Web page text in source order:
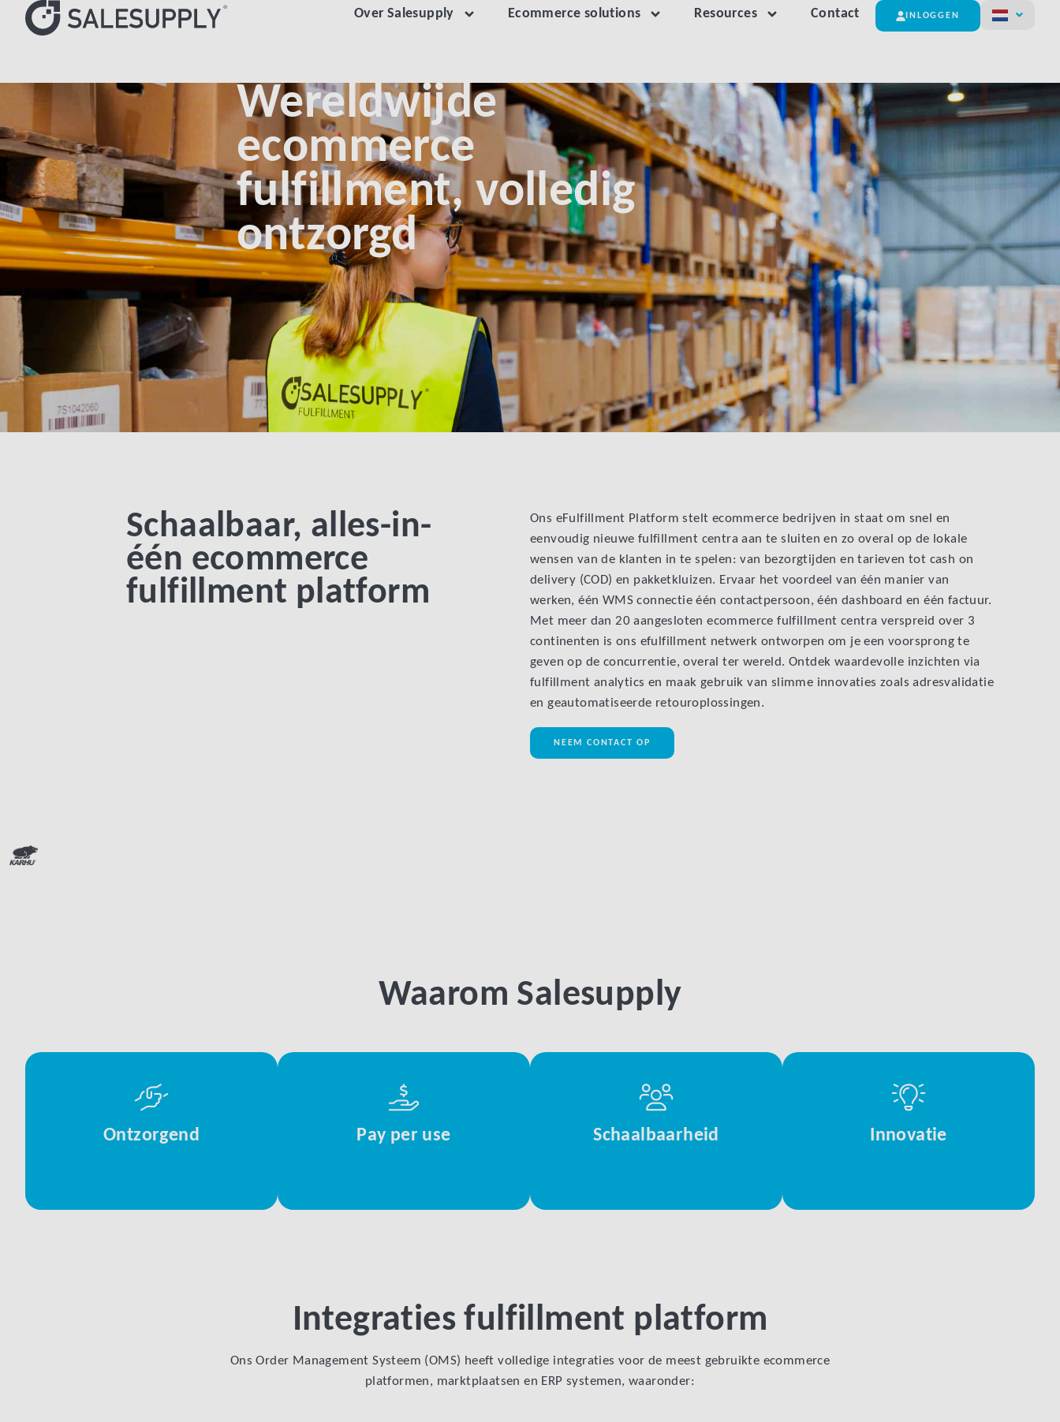
Over Salesupply Ecommerce solutions Resources Contact INLOGGEN
Wereldwijde
ecommerce
fulfillment, volledig
ontzorgd
Schaalbaar, alles-in-
één ecommerce
fulfillment platform
Ons eFulfillment Platform stelt ecommerce bedrijven in staat om snel en
eenvoudig nieuwe fulfillment centra aan te sluiten en zo overal op de lokale
wensen van de klanten in te spelen: van bezorgtijden en tarieven tot cash on
delivery (COD) en pakketkluizen. Ervaar het voordeel van één manier van
werken, één WMS connectie één contactpersoon, één dashboard en één factuur.
Met meer dan 20 aangesloten ecommerce fulfillment centra verspreid over 3
continenten is ons efulfillment netwerk ontworpen om je een voorsprong te
geven op de concurrentie, overal ter wereld. Ontdek waardevolle inzichten via
fulfillment analytics en maak gebruik van slimme innovaties zoals adresvalidatie
en geautomatiseerde retouroplossingen.
NEEM CONTACT OP
Waarom Salesupply
Ontzorgend Pay per use Schaalbaarheid Innovatie
Integraties fulfillment platform
Ons Order Management Systeem (OMS) heeft volledige integraties voor de meest gebruikte ecommerce
platformen, marktplaatsen en ERP systemen, waaronder: